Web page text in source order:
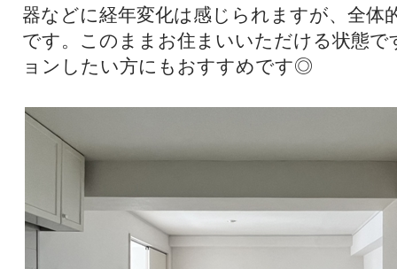
器などに経年変化は感じられますが、全体
です。このままお住まいいただける状態
ョンしたい方にもおすすめです◎